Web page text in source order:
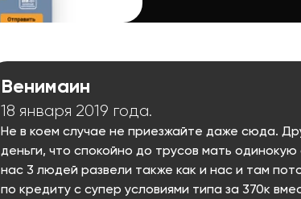
Венимаин
18 января 2019 года.
Не в коем случае не приезжайте даже сюда.
деньги, что спокойно до трусов мать
нас 3 людей развели также как и нас и там
по кредиту с супер условиями типа за 370к